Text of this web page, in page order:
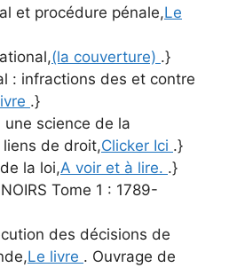
et procédure pénale,Le
(la couverture) .}
: infractions des et contre
.}
une science de la
de droit,Clicker Ici .}
la loi,A voir et à lire. .}
Tome 1 : 1789-
des décisions de
Le livre . Ouvrage de